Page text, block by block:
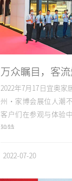
2022年7月17日宜奥家
州·家博会展位人潮
客户们在参观与体验
独特...
2022-07-20